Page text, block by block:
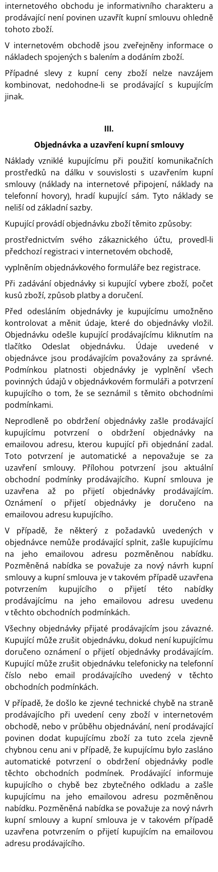
internetového obchodu je informativního charakteru a
prodávající není povinen uzavřít kupní smlouvu ohledně
tohoto zboží.
V internetovém obchodě jsou zveřejněny informace o
nákladech spojených s balením a dodáním zboží.
Případné slevy z kupní ceny zboží nelze navzájem
kombinovat, nedohodne-li se prodávající s kupujícím
jinak.
III.
Objednávka a uzavření kupní smlouvy
Náklady vzniklé kupujícímu při použití komunikačních
prostředků na dálku v souvislosti s uzavřením kupní
smlouvy (náklady na internetové připojení, náklady na
telefonní hovory), hradí kupující sám. Tyto náklady se
neliší od základní sazby.
Kupující provádí objednávku zboží těmito způsoby:
prostřednictvím svého zákaznického účtu, provedl-li
předchozí registraci v internetovém obchodě,
vyplněním objednávkového formuláře bez registrace.
Při zadávání objednávky si kupující vybere zboží, počet
kusů zboží, způsob platby a doručení.
Před odesláním objednávky je kupujícímu umožněno
kontrolovat a měnit údaje, které do objednávky vložil.
Objednávku odešle kupující prodávajícímu kliknutím na
tlačítko Odeslat objednávku. Údaje uvedené v
objednávce jsou prodávajícím považovány za správné.
Podmínkou platnosti objednávky je vyplnění všech
povinných údajů v objednávkovém formuláři a potvrzení
kupujícího o tom, že se seznámil s těmito obchodními
podmínkami.
Neprodleně po obdržení objednávky zašle prodávající
kupujícímu potvrzení o obdržení objednávky na
emailovou adresu, kterou kupující při objednání zadal.
Toto potvrzení je automatické a nepovažuje se za
uzavření smlouvy. Přílohou potvrzení jsou aktuální
obchodní podmínky prodávajícího. Kupní smlouva je
uzavřena až po přijetí objednávky prodávajícím.
Oznámení o přijetí objednávky je doručeno na
emailovou adresu kupujícího.
V případě, že některý z požadavků uvedených v
objednávce nemůže prodávající splnit, zašle kupujícímu
na jeho emailovou adresu pozměněnou nabídku.
Pozměněná nabídka se považuje za nový návrh kupní
smlouvy a kupní smlouva je v takovém případě uzavřena
potvrzením kupujícího o přijetí této nabídky
prodávajícímu na jeho emailovou adresu uvedenu
v těchto obchodních podmínkách.
Všechny objednávky přijaté prodávajícím jsou závazné.
Kupující může zrušit objednávku, dokud není kupujícímu
doručeno oznámení o přijetí objednávky prodávajícím.
Kupující může zrušit objednávku telefonicky na telefonní
číslo nebo email prodávajícího uvedený v těchto
obchodních podmínkách.
V případě, že došlo ke zjevné technické chybě na straně
prodávajícího při uvedení ceny zboží v internetovém
obchodě, nebo v průběhu objednávání, není prodávající
povinen dodat kupujícímu zboží za tuto zcela zjevně
chybnou cenu ani v případě, že kupujícímu bylo zasláno
automatické potvrzení o obdržení objednávky podle
těchto obchodních podmínek. Prodávající informuje
kupujícího o chybě bez zbytečného odkladu a zašle
kupujícímu na jeho emailovou adresu pozměněnou
nabídku. Pozměněná nabídka se považuje za nový návrh
kupní smlouvy a kupní smlouva je v takovém případě
uzavřena potvrzením o přijetí kupujícím na emailovou
adresu prodávajícího.